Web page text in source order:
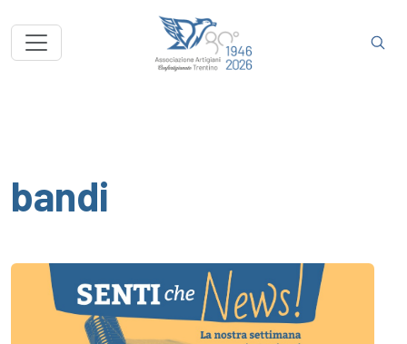
bandi